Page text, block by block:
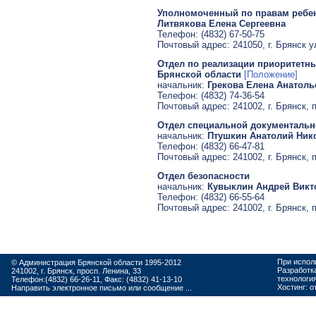
Уполномоченный по правам
Литвякова Елена Сергеевна
Телефон: (4832) 67-50-75
Почтовый адрес: 241050, г. Брянск
Отдел по реализации
Брянской области [Положение]
начальник: Грекова Елена
Телефон: (4832) 74-36-54
Почтовый адрес: 241002, г. Брянск,
Отдел специальной
начальник: Птушкин Анатолий
Телефон: (4832) 66-47-81
Почтовый адрес: 241002, г. Брянск,
Отдел безопасности
начальник: Кувыклин Андрей
Телефон: (4832) 66-55-64
Почтовый адрес: 241002, г. Брянск,
© Администрация Брянской области 1995-2012
241002, г. Брянск, просп. Ленина, 33
Телефон:(4832) 66-26-11, Факс: (4832) 41-13-10
Направить электронное письмо или сообщение ...
При
Хостинг: